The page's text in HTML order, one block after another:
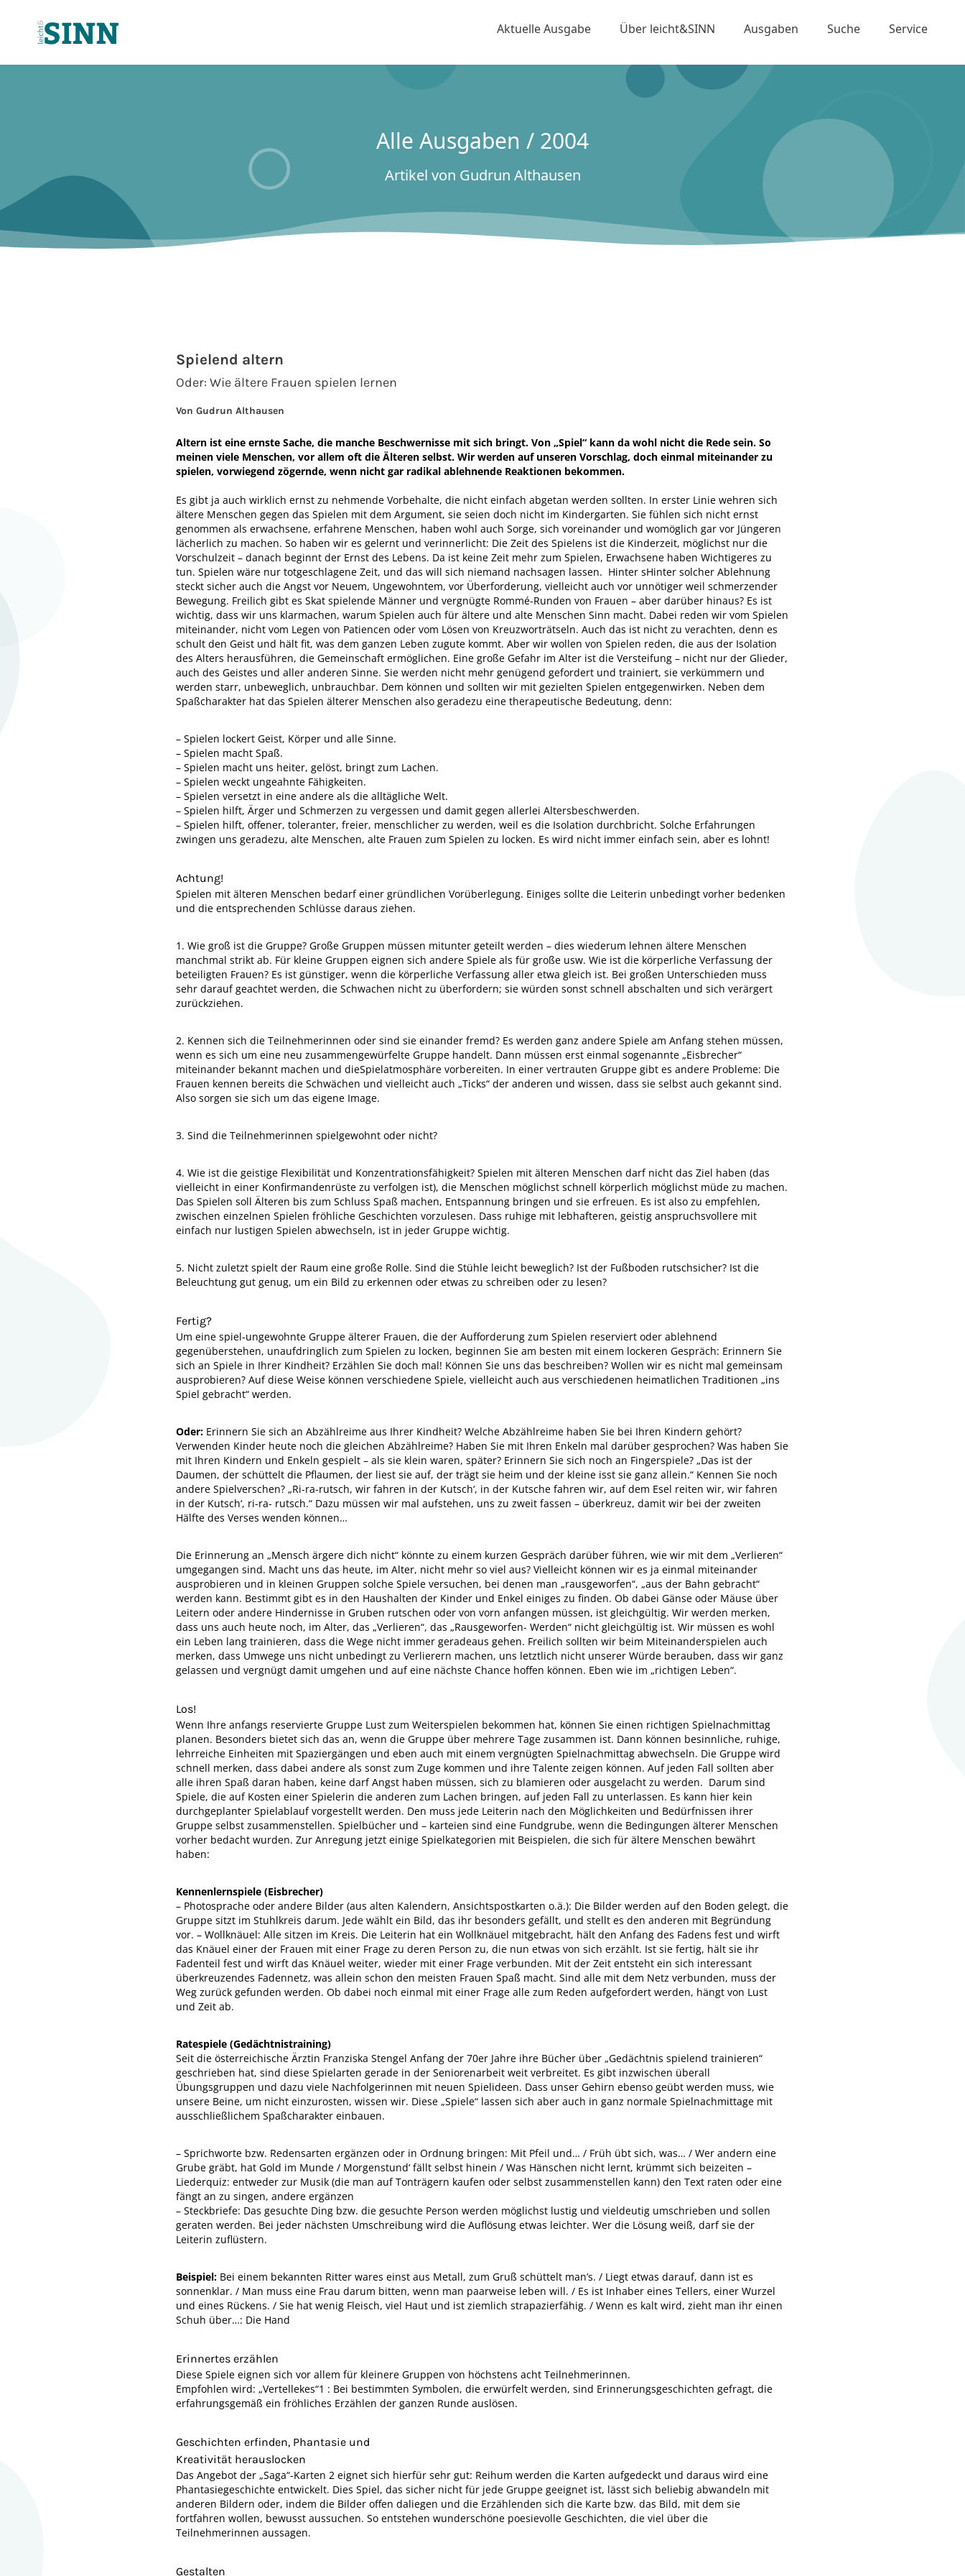
Aktuelle Ausgabe Über leicht&SINN Ausgaben Suche Service
Alle Ausgaben / 2004
Artikel von Gudrun Althausen
Spielend altern
Oder: Wie ältere Frauen spielen lernen
Von Gudrun Althausen
Altern ist eine ernste Sache, die manche Beschwernisse mit sich bringt. Von „Spiel“ kann da wohl nicht die Rede sein. So
meinen viele Menschen, vor allem oft die Älteren selbst. Wir werden auf unseren Vorschlag, doch einmal miteinander zu
spielen, vorwiegend zögernde, wenn nicht gar radikal ablehnende Reaktionen bekommen.
Es gibt ja auch wirklich ernst zu nehmende Vorbehalte, die nicht einfach abgetan werden sollten. In erster Linie wehren sich
ältere Menschen gegen das Spielen mit dem Argument, sie seien doch nicht im Kindergarten. Sie fühlen sich nicht ernst
genommen als erwachsene, erfahrene Menschen, haben wohl auch Sorge, sich voreinander und womöglich gar vor Jüngeren
lächerlich zu machen. So haben wir es gelernt und verinnerlicht: Die Zeit des Spielens ist die Kinderzeit, möglichst nur die
Vorschulzeit – danach beginnt der Ernst des Lebens. Da ist keine Zeit mehr zum Spielen, Erwachsene haben Wichtigeres zu
tun. Spielen wäre nur totgeschlagene Zeit, und das will sich niemand nachsagen lassen. Hinter sHinter solcher Ablehnung
steckt sicher auch die Angst vor Neuem, Ungewohntem, vor Überforderung, vielleicht auch vor unnötiger weil schmerzender
Bewegung. Freilich gibt es Skat spielende Männer und vergnügte Rommé-Runden von Frauen – aber darüber hinaus? Es ist
wichtig, dass wir uns klarmachen, warum Spielen auch für ältere und alte Menschen Sinn macht. Dabei reden wir vom Spielen
miteinander, nicht vom Legen von Patiencen oder vom Lösen von Kreuzworträtseln. Auch das ist nicht zu verachten, denn es
schult den Geist und hält fit, was dem ganzen Leben zugute kommt. Aber wir wollen von Spielen reden, die aus der Isolation
des Alters herausführen, die Gemeinschaft ermöglichen. Eine große Gefahr im Alter ist die Versteifung – nicht nur der Glieder,
auch des Geistes und aller anderen Sinne. Sie werden nicht mehr genügend gefordert und trainiert, sie verkümmern und
werden starr, unbeweglich, unbrauchbar. Dem können und sollten wir mit gezielten Spielen entgegenwirken. Neben dem
Spaßcharakter hat das Spielen älterer Menschen also geradezu eine therapeutische Bedeutung, denn:
– Spielen lockert Geist, Körper und alle Sinne.
– Spielen macht Spaß.
– Spielen macht uns heiter, gelöst, bringt zum Lachen.
– Spielen weckt ungeahnte Fähigkeiten.
– Spielen versetzt in eine andere als die alltägliche Welt.
– Spielen hilft, Ärger und Schmerzen zu vergessen und damit gegen allerlei Altersbeschwerden.
– Spielen hilft, offener, toleranter, freier, menschlicher zu werden, weil es die Isolation durchbricht. Solche Erfahrungen
zwingen uns geradezu, alte Menschen, alte Frauen zum Spielen zu locken. Es wird nicht immer einfach sein, aber es lohnt!
Achtung!
Spielen mit älteren Menschen bedarf einer gründlichen Vorüberlegung. Einiges sollte die Leiterin unbedingt vorher bedenken
und die entsprechenden Schlüsse daraus ziehen.
1. Wie groß ist die Gruppe? Große Gruppen müssen mitunter geteilt werden – dies wiederum lehnen ältere Menschen
manchmal strikt ab. Für kleine Gruppen eignen sich andere Spiele als für große usw. Wie ist die körperliche Verfassung der
beteiligten Frauen? Es ist günstiger, wenn die körperliche Verfassung aller etwa gleich ist. Bei großen Unterschieden muss
sehr darauf geachtet werden, die Schwachen nicht zu überfordern; sie würden sonst schnell abschalten und sich verärgert
zurückziehen.
2. Kennen sich die Teilnehmerinnen oder sind sie einander fremd? Es werden ganz andere Spiele am Anfang stehen müssen,
wenn es sich um eine neu zusammengewürfelte Gruppe handelt. Dann müssen erst einmal sogenannte „Eisbrecher“
miteinander bekannt machen und dieSpielatmosphäre vorbereiten. In einer vertrauten Gruppe gibt es andere Probleme: Die
Frauen kennen bereits die Schwächen und vielleicht auch „Ticks“ der anderen und wissen, dass sie selbst auch gekannt sind.
Also sorgen sie sich um das eigene Image.
3. Sind die Teilnehmerinnen spielgewohnt oder nicht?
4. Wie ist die geistige Flexibilität und Konzentrationsfähigkeit? Spielen mit älteren Menschen darf nicht das Ziel haben (das
vielleicht in einer Konfirmandenrüste zu verfolgen ist), die Menschen möglichst schnell körperlich möglichst müde zu machen.
Das Spielen soll Älteren bis zum Schluss Spaß machen, Entspannung bringen und sie erfreuen. Es ist also zu empfehlen,
zwischen einzelnen Spielen fröhliche Geschichten vorzulesen. Dass ruhige mit lebhafteren, geistig anspruchsvollere mit
einfach nur lustigen Spielen abwechseln, ist in jeder Gruppe wichtig.
5. Nicht zuletzt spielt der Raum eine große Rolle. Sind die Stühle leicht beweglich? Ist der Fußboden rutschsicher? Ist die
Beleuchtung gut genug, um ein Bild zu erkennen oder etwas zu schreiben oder zu lesen?
Fertig?
Um eine spiel-ungewohnte Gruppe älterer Frauen, die der Aufforderung zum Spielen reserviert oder ablehnend
gegenüberstehen, unaufdringlich zum Spielen zu locken, beginnen Sie am besten mit einem lockeren Gespräch: Erinnern Sie
sich an Spiele in Ihrer Kindheit? Erzählen Sie doch mal! Können Sie uns das beschreiben? Wollen wir es nicht mal gemeinsam
ausprobieren? Auf diese Weise können verschiedene Spiele, vielleicht auch aus verschiedenen heimatlichen Traditionen „ins
Spiel gebracht“ werden.
Oder: Erinnern Sie sich an Abzählreime aus Ihrer Kindheit? Welche Abzählreime haben Sie bei Ihren Kindern gehört?
Verwenden Kinder heute noch die gleichen Abzählreime? Haben Sie mit Ihren Enkeln mal darüber gesprochen? Was haben Sie
mit Ihren Kindern und Enkeln gespielt – als sie klein waren, später? Erinnern Sie sich noch an Fingerspiele? „Das ist der
Daumen, der schüttelt die Pflaumen, der liest sie auf, der trägt sie heim und der kleine isst sie ganz allein.“ Kennen Sie noch
andere Spielverschen? „Ri-ra-rutsch, wir fahren in der Kutsch‘, in der Kutsche fahren wir, auf dem Esel reiten wir, wir fahren
in der Kutsch‘, ri-ra- rutsch.“ Dazu müssen wir mal aufstehen, uns zu zweit fassen – überkreuz, damit wir bei der zweiten
Hälfte des Verses wenden können…
Die Erinnerung an „Mensch ärgere dich nicht“ könnte zu einem kurzen Gespräch darüber führen, wie wir mit dem „Verlieren“
umgegangen sind. Macht uns das heute, im Alter, nicht mehr so viel aus? Vielleicht können wir es ja einmal miteinander
ausprobieren und in kleinen Gruppen solche Spiele versuchen, bei denen man „rausgeworfen“, „aus der Bahn gebracht“
werden kann. Bestimmt gibt es in den Haushalten der Kinder und Enkel einiges zu finden. Ob dabei Gänse oder Mäuse über
Leitern oder andere Hindernisse in Gruben rutschen oder von vorn anfangen müssen, ist gleichgültig. Wir werden merken,
dass uns auch heute noch, im Alter, das „Verlieren“, das „Rausgeworfen- Werden“ nicht gleichgültig ist. Wir müssen es wohl
ein Leben lang trainieren, dass die Wege nicht immer geradeaus gehen. Freilich sollten wir beim Miteinanderspielen auch
merken, dass Umwege uns nicht unbedingt zu Verlierern machen, uns letztlich nicht unserer Würde berauben, dass wir ganz
gelassen und vergnügt damit umgehen und auf eine nächste Chance hoffen können. Eben wie im „richtigen Leben“.
Los!
Wenn Ihre anfangs reservierte Gruppe Lust zum Weiterspielen bekommen hat, können Sie einen richtigen Spielnachmittag
planen. Besonders bietet sich das an, wenn die Gruppe über mehrere Tage zusammen ist. Dann können besinnliche, ruhige,
lehrreiche Einheiten mit Spaziergängen und eben auch mit einem vergnügten Spielnachmittag abwechseln. Die Gruppe wird
schnell merken, dass dabei andere als sonst zum Zuge kommen und ihre Talente zeigen können. Auf jeden Fall sollten aber
alle ihren Spaß daran haben, keine darf Angst haben müssen, sich zu blamieren oder ausgelacht zu werden. Darum sind
Spiele, die auf Kosten einer Spielerin die anderen zum Lachen bringen, auf jeden Fall zu unterlassen. Es kann hier kein
durchgeplanter Spielablauf vorgestellt werden. Den muss jede Leiterin nach den Möglichkeiten und Bedürfnissen ihrer
Gruppe selbst zusammenstellen. Spielbücher und – karteien sind eine Fundgrube, wenn die Bedingungen älterer Menschen
vorher bedacht wurden. Zur Anregung jetzt einige Spielkategorien mit Beispielen, die sich für ältere Menschen bewährt
haben:
Kennenlernspiele (Eisbrecher)
– Photosprache oder andere Bilder (aus alten Kalendern, Ansichtspostkarten o.ä.): Die Bilder werden auf den Boden gelegt, die
Gruppe sitzt im Stuhlkreis darum. Jede wählt ein Bild, das ihr besonders gefällt, und stellt es den anderen mit Begründung
vor. – Wollknäuel: Alle sitzen im Kreis. Die Leiterin hat ein Wollknäuel mitgebracht, hält den Anfang des Fadens fest und wirft
das Knäuel einer der Frauen mit einer Frage zu deren Person zu, die nun etwas von sich erzählt. Ist sie fertig, hält sie ihr
Fadenteil fest und wirft das Knäuel weiter, wieder mit einer Frage verbunden. Mit der Zeit entsteht ein sich interessant
überkreuzendes Fadennetz, was allein schon den meisten Frauen Spaß macht. Sind alle mit dem Netz verbunden, muss der
Weg zurück gefunden werden. Ob dabei noch einmal mit einer Frage alle zum Reden aufgefordert werden, hängt von Lust
und Zeit ab.
Ratespiele (Gedächtnistraining)
Seit die österreichische Ärztin Franziska Stengel Anfang der 70er Jahre ihre Bücher über „Gedächtnis spielend trainieren“
geschrieben hat, sind diese Spielarten gerade in der Seniorenarbeit weit verbreitet. Es gibt inzwischen überall
Übungsgruppen und dazu viele Nachfolgerinnen mit neuen Spielideen. Dass unser Gehirn ebenso geübt werden muss, wie
unsere Beine, um nicht einzurosten, wissen wir. Diese „Spiele“ lassen sich aber auch in ganz normale Spielnachmittage mit
ausschließlichem Spaßcharakter einbauen.
– Sprichworte bzw. Redensarten ergänzen oder in Ordnung bringen: Mit Pfeil und… / Früh übt sich, was… / Wer andern eine
Grube gräbt, hat Gold im Munde / Morgenstund‘ fällt selbst hinein / Was Hänschen nicht lernt, krümmt sich beizeiten –
Liederquiz: entweder zur Musik (die man auf Tonträgern kaufen oder selbst zusammenstellen kann) den Text raten oder eine
fängt an zu singen, andere ergänzen
– Steckbriefe: Das gesuchte Ding bzw. die gesuchte Person werden möglichst lustig und vieldeutig umschrieben und sollen
geraten werden. Bei jeder nächsten Umschreibung wird die Auflösung etwas leichter. Wer die Lösung weiß, darf sie der
Leiterin zuflüstern.
Beispiel: Bei einem bekannten Ritter wares einst aus Metall, zum Gruß schüttelt man’s. / Liegt etwas darauf, dann ist es
sonnenklar. / Man muss eine Frau darum bitten, wenn man paarweise leben will. / Es ist Inhaber eines Tellers, einer Wurzel
und eines Rückens. / Sie hat wenig Fleisch, viel Haut und ist ziemlich strapazierfähig. / Wenn es kalt wird, zieht man ihr einen
Schuh über…: Die Hand
Erinnertes erzählen
Diese Spiele eignen sich vor allem für kleinere Gruppen von höchstens acht Teilnehmerinnen.
Empfohlen wird: „Vertellekes“1 : Bei bestimmten Symbolen, die erwürfelt werden, sind Erinnerungsgeschichten gefragt, die
erfahrungsgemäß ein fröhliches Erzählen der ganzen Runde auslösen.
Geschichten erfinden, Phantasie und
Kreativität herauslocken
Das Angebot der „Saga“-Karten 2 eignet sich hierfür sehr gut: Reihum werden die Karten aufgedeckt und daraus wird eine
Phantasiegeschichte entwickelt. Dies Spiel, das sicher nicht für jede Gruppe geeignet ist, lässt sich beliebig abwandeln mit
anderen Bildern oder, indem die Bilder offen daliegen und die Erzählenden sich die Karte bzw. das Bild, mit dem sie
fortfahren wollen, bewusst aussuchen. So entstehen wunderschöne poesievolle Geschichten, die viel über die
Teilnehmerinnen aussagen.
Gestalten